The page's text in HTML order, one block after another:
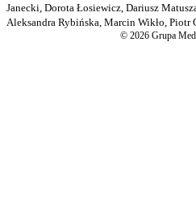
Janecki, Dorota Łosiewicz, Dariusz
Aleksandra Rybińska, Marcin Wikło, Piotr
© 2026 Grupa